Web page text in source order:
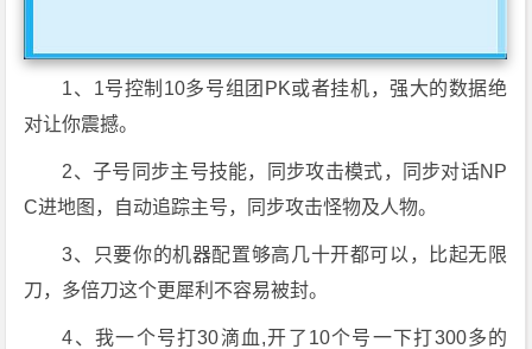
1、1号控制10多号组团PK或者挂机，强大的数据绝
对让你震撼。
2、子号同步主号技能，同步攻击模式，同步对话NP
C进地图，自动追踪主号，同步攻击怪物及人物。
3、只要你的机器配置够高几十开都可以，比起无限
刀，多倍刀这个更犀利不容易被封。
4、我一个号打30滴血,开了10个号一下打300多的